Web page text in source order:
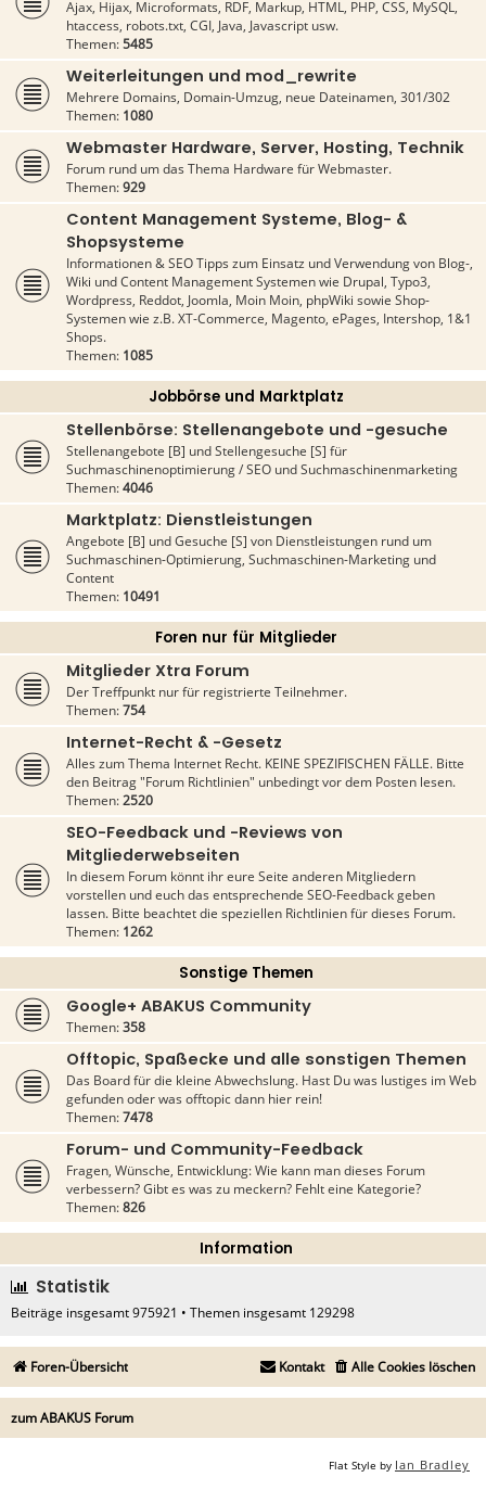
Ajax, Hijax, Microformats, RDF, Markup, HTML, PHP, CSS, MySQL,
htaccess, robots.txt, CGI, Java, Javascript usw.
Themen:5485
Weiterleitungen und mod_rewrite
Mehrere Domains, Domain-Umzug, neue Dateinamen, 301/302
Themen: 1080
Webmaster Hardware, Server, Hosting, Technik
Forum rund um das Thema Hardware für Webmaster.
Themen:929
Content Management Systeme, Blog- &
Shopsysteme
Informationen & SEO Tipps zum Einsatz und Verwendung von Blog-,
Wiki und Content Management Systemen wie Drupal, Typo3,
Wordpress, Reddot, Joomla, Moin Moin, phpWiki sowie Shop-
Systemen wie z.B. XT-Commerce, Magento, ePages, Intershop, 1&1
Shops.
Themen: 1085
Jobbörse und Marktplatz
Stellenbörse: Stellenangebote und -gesuche
Stellenangebote [B] und Stellengesuche [S] für
Suchmaschinenoptimierung / SEO und Suchmaschinenmarketing
Themen:4046
Marktplatz: Dienstleistungen
Angebote [B] und Gesuche [S] von Dienstleistungen rund um
Suchmaschinen-Optimierung, Suchmaschinen-Marketing und
Content
Themen: 10491
Foren nur für Mitglieder
Mitglieder Xtra Forum
Der Treffpunkt nur für registrierte Teilnehmer.
Themen:754
Internet-Recht & -Gesetz
Alles zum Thema Internet Recht. KEINE SPEZIFISCHEN FÄLLE. Bitte
den Beitrag "Forum Richtlinien" unbedingt vor dem Posten lesen.
Themen:2520
SEO-Feedback und -Reviews von
Mitgliederwebseiten
In diesem Forum könnt ihr eure Seite anderen Mitgliedern
vorstellen und euch das entsprechende SEO-Feedback geben
lassen. Bitte beachtet die speziellen Richtlinien für dieses Forum.
Themen: 1262
Sonstige Themen
Google+ ABAKUS Community
Themen:358
Offtopic, Spaßecke und alle sonstigen Themen
Das Board für die kleine Abwechslung. Hast Du was lustiges im Web
gefunden oder was offtopic dann hier rein!
Themen:7478
Forum- und Community-Feedback
Fragen, Wünsche, Entwicklung: Wie kann man dieses Forum
verbessern? Gibt es was zu meckern? Fehlt eine Kategorie?
Themen:826
Information
Statistik
Beiträge insgesamt975921 • Themen insgesamt 129298
Foren-Übersicht Alle Cookies löschen
Kontakt
zum ABAKUS Forum
Flat Style by Ian Bradley